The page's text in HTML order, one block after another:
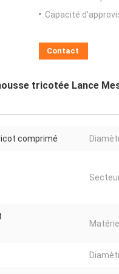
Capacité
Contact
tricotée Lance
comprimé